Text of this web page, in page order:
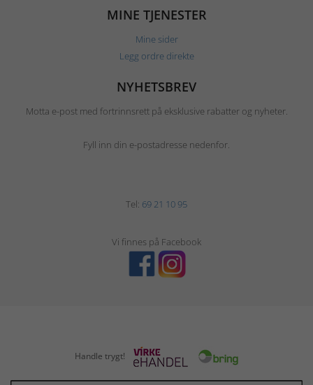
MINE TJENESTER
Mine sider
Legg ordre direkte
NYHETSBREV
Motta e-post med fortrinnsrett på eksklusive rabatter og nyheter.
Fyll inn din e-postadresse nedenfor.
Tel: 69 21 10 95
Vi finnes på Facebook
Handle trygt!